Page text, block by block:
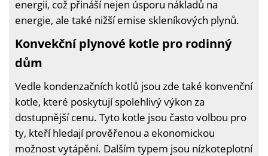
energii, což přináší nejen úsporu nákladů na
energie, ale také nižší emise skleníkových plynů.
Konvekční plynové kotle pro rodinný
dům
Vedle kondenzačních kotlů jsou zde také konvenční
kotle, které poskytují spolehlivý výkon za
dostupnější cenu. Tyto kotle jsou často volbou pro
ty, kteří hledají prověřenou a ekonomickou
možnost vytápění. Dalším typem jsou nízkoteplotní